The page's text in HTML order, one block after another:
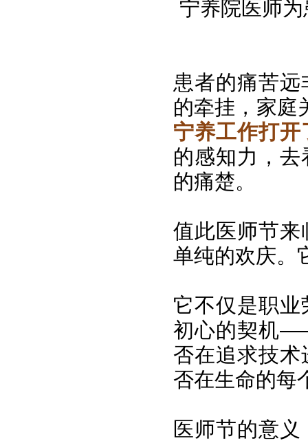
宁养院医师
患者的痛苦
的牵挂，家庭
宁养工作打
的感知力，
的痛楚。
值此医师节
单纯的欢庆。
它不仅是职
初心的契机
否在追求技
否在生命的每
医师节的意